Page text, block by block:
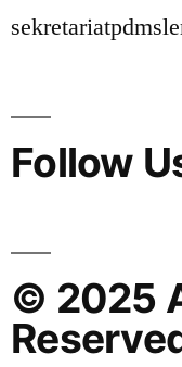
Follow
© 2025